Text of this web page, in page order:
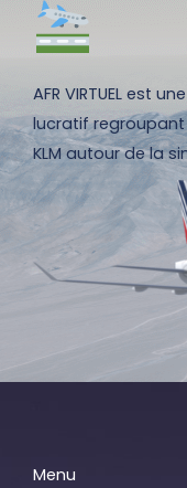
AFR VIRTUEL est
lucratif regroupant
KLM autour de la
Menu